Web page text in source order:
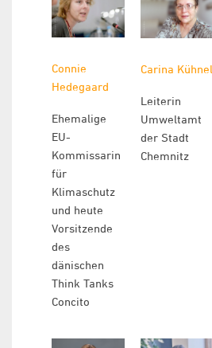
Connie
Hedegaard
Ehemalige
EU-
Kommissarin
für
Klimaschutz
und heute
Vorsitzende
des
dänischen
Think Tanks
Concito
Carina Kühnel
Leiterin
Umweltamt
der Stadt
Chemnitz